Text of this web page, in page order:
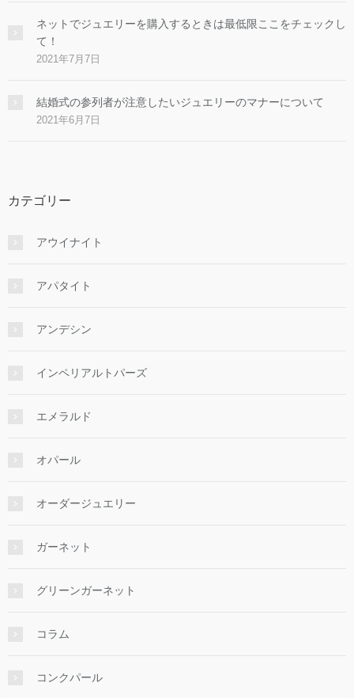
ネットでジュエリーを購入するときは最低限ここをチェックし
て！
2021年7月7日
結婚式の参列者が注意したいジュエリーのマナーについて
2021年6月7日
カテゴリー
アウイナイト
アパタイト
アンデシン
インペリアルトパーズ
エメラルド
オパール
オーダージュエリー
ガーネット
グリーンガーネット
コラム
コンクパール